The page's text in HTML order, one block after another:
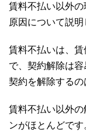
賃料不払い以外
原因について説明
賃料不払いは、
で、契約解除は
契約を解除するの
賃料不払い以外
ンがほとんどです